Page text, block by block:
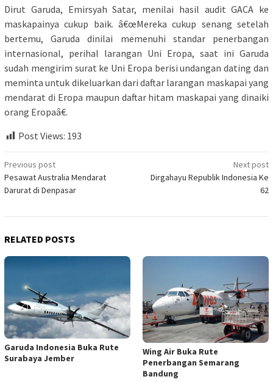
Dirut Garuda, Emirsyah Satar, menilai hasil audit GACA ke
maskapainya cukup baik. â€œMereka cukup senang setelah
bertemu, Garuda dinilai memenuhi standar penerbangan
internasional, perihal larangan Uni Eropa, saat ini Garuda
sudah mengirim surat ke Uni Eropa berisi undangan dating dan
meminta untuk dikeluarkan dari daftar larangan maskapai yang
mendarat di Eropa maupun daftar hitam maskapai yang dinaiki
orang Eropaâ€.
Post Views: 193
Post
navigation
Previous post
Pesawat Australia Mendarat
Darurat di Denpasar
Next post
Dirgahayu Republik Indonesia Ke
62
RELATED POSTS
Garuda Indonesia Buka Rute
Surabaya Jember
Wing Air Buka Rute
Penerbangan Semarang
Bandung